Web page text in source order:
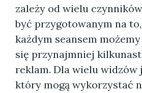
zależy od wielu
być przygotowanym na
każdym seansem
się przynajmniej
reklam. Dla wielu widzów
który mogą wykorzystać